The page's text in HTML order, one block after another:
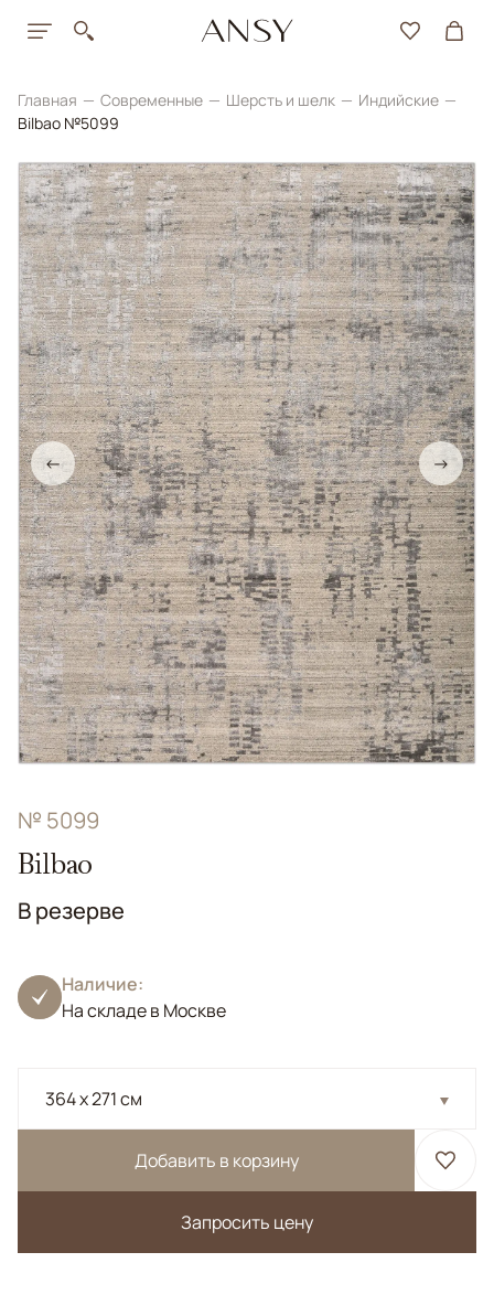
Главная Современные Шерсть и шелк
Индийские
Bilbao №5099
← →
№ 5099
Bilbao
В резерве
Наличие:
На складе в Москве
364 x 271 см
Добавить в корзину
Запросить цену